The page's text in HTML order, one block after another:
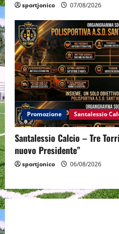
sportjonico 07/08/2026
Promozione Santalessio
Santalessio Calcio – Tre
nuovo Presidente”
sportjonico 06/08/2026